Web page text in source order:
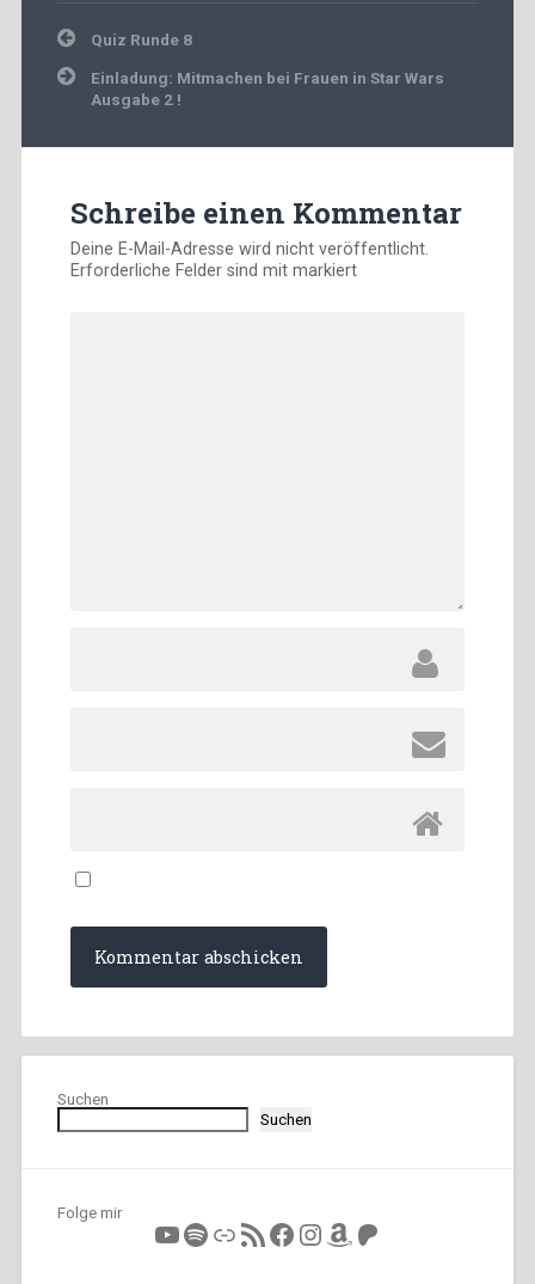
Beitragsnavigation
Quiz Runde 8
Einladung: Mitmachen bei Frauen in Star Wars
Ausgabe 2 !
Schreibe einen Kommentar
Deine E-Mail-Adresse wird nicht veröffentlicht.
Erforderliche Felder sind mitmarkiert
Suchen
Suchen
Folge mir
YouTube
Spotify
LinkRSS-FeedFacebook
Instagram
Amazon
Patreon